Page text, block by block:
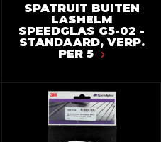
SPATRUIT BUITEN
LASHELM
SPEEDGLAS G5-02 -
STANDAARD, VERP.
PER 5